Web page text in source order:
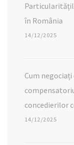
în România
14/12/2025
Cum
concedierilor
14/12/2025